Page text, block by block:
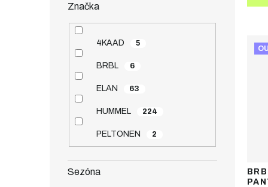
Značka
4KAAD 5
BRBL 6
ELAN 63
HUMMEL 224
PELTONEN 2
Sezóna